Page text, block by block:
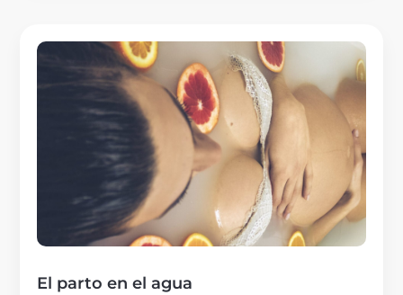
El parto en el agua